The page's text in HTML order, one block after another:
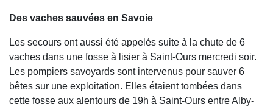
Des vaches sauvées en Savoie
Les secours ont aussi été appelés suite à la chute de 6
vaches dans une fosse à lisier à Saint-Ours mercredi soir.
Les pompiers savoyards sont intervenus pour sauver 6
bêtes sur une exploitation. Elles étaient tombées dans
cette fosse aux alentours de 19h à Saint-Ours entre Alby-